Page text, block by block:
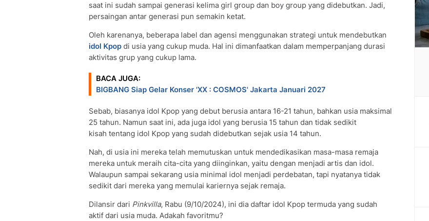
saat ini sudah sampai generasi kelima girl group dan boy group yang didebutkan. Jadi,
persaingan antar generasi pun semakin ketat.
Oleh karenanya, beberapa label dan agensi menggunakan strategi untuk mendebutkan
idol Kpop di usia yang cukup muda. Hal ini dimanfaatkan dalam memperpanjang durasi
aktivitas grup yang cukup lama.
BACA JUGA:
BIGBANG Siap Gelar Konser 'XX : COSMOS' Jakarta Januari 2027
Sebab, biasanya idol Kpop yang debut berusia antara 16-21 tahun, bahkan usia maksimal
25 tahun. Namun saat ini, ada juga idol yang berusia 15 tahun dan tidak sedikit
kisah tentang idol Kpop yang sudah didebutkan sejak usia 14 tahun.
Nah, di usia ini mereka telah memutuskan untuk mendedikasikan masa-masa remaja
mereka untuk meraih cita-cita yang diinginkan, yaitu dengan menjadi artis dan idol.
Walaupun sampai sekarang usia minimal idol menjadi perdebatan, tapi nyatanya tidak
sedikit dari mereka yang memulai kariernya sejak remaja.
Dilansir dari Pinkvilla, Rabu (9/10/2024), ini dia daftar idol Kpop termuda yang sudah
aktif dari usia muda. Adakah favoritmu?